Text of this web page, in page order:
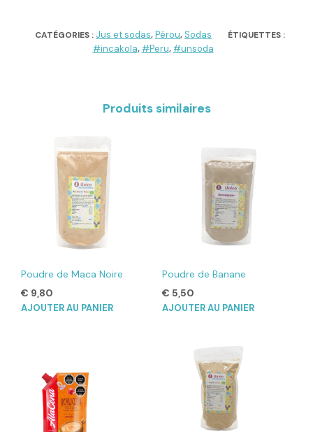
CATÉGORIES : Jus et sodas,Pérou,Sodas ÉTIQUETTES :
#incakola, #Peru, #unsoda
Produits similaires
Poudre de Maca Noire
€ 9,80
AJOUTER AU PANIER
Poudre de Banane
€ 5,50
AJOUTER AU PANIER